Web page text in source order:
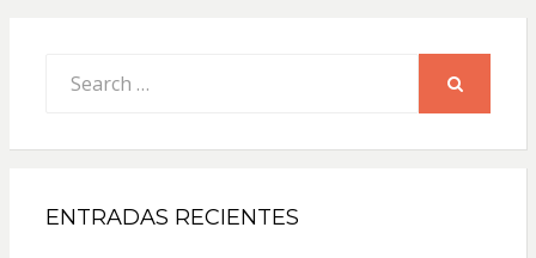
for:
ENTRADAS RECIENTES